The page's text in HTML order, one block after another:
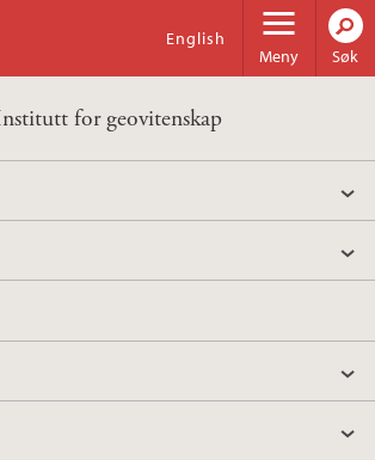
Meny
English
Søk
for geovitenskap